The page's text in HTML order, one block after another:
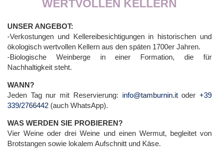
WERTVOLLEN KELLERN
UNSER ANGEBOT:
-Verkostungen und Kellereibesichtigungen in historischen und
ökologisch wertvollen Kellern aus den späten 1700er Jahren.
-Biologische Weinberge in einer Formation, die für
Nachhaltigkeit steht.
WANN?
Jeden Tag nur mit Reservierung: info@tamburnin.itoder+39
339/2766442 (auch WhatsApp).
WAS WERDEN SIE PROBIEREN?
Vier Weine oder drei Weine und einen Wermut, begleitet von
Brotstangen sowie lokalem Aufschnitt und Käse.